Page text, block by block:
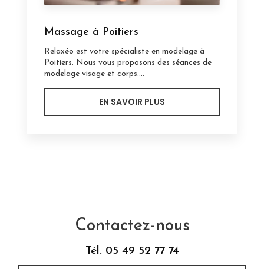
Massage à Poitiers
Relaxéo est votre spécialiste en modelage à
Poitiers. Nous vous proposons des séances de
modelage visage et corps....
EN SAVOIR PLUS
Contactez-nous
Tél. 05 49 52 77 74